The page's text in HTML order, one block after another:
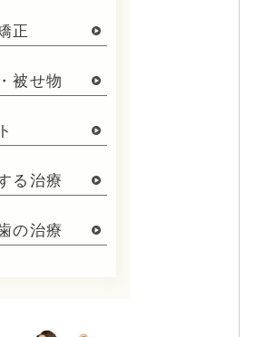
正
被せ物
る治療
の治療